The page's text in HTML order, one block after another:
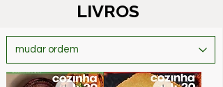
LIVROS